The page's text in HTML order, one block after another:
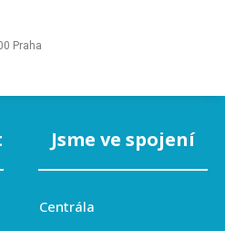
Praha
Jsme ve spojení
Centrála